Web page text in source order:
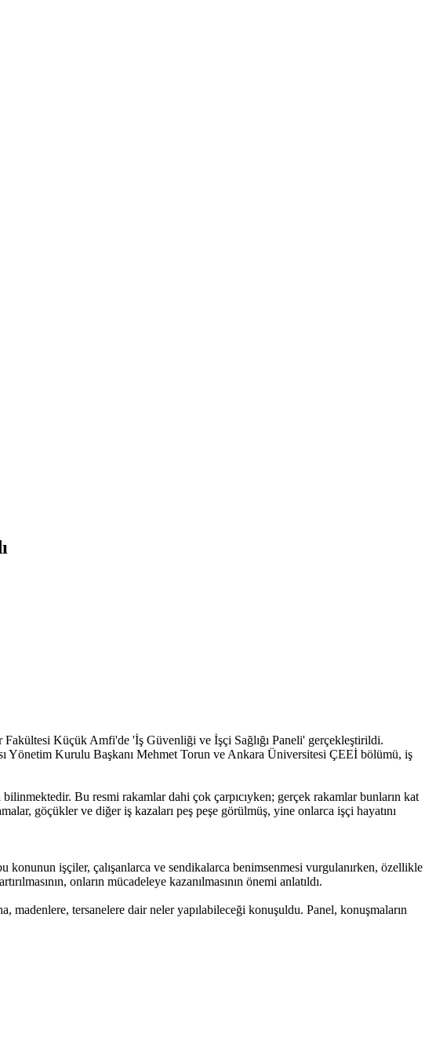
Küçük Amfi'de 'İş Güvenliği ve İşçi Sağlığı Paneli' gerçekleştirildi.
Kurulu Başkanı Mehmet Torun ve Ankara Üniversitesi ÇEEİ bölümü, iş
Bu resmi rakamlar dahi çok çarpıcıyken; gerçek rakamlar bunların kat
göçükler ve diğer iş kazaları peş peşe görülmüş, yine onlarca işçi hayatını
konunun işçiler, çalışanlarca ve sendikalarca benimsenmesi vurgulanırken, özellikle
onların mücadeleye kazanılmasının önemi anlatıldı.
tersanelere dair neler yapılabileceği konuşuldu. Panel, konuşmaların